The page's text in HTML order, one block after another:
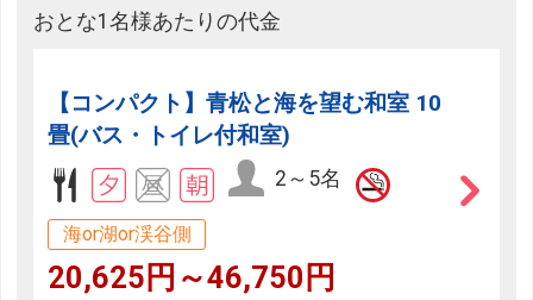
おとな1名様あたりの代金
【コンパクト】青松と海を望む和室 10
畳(バス・トイレ付和室)
2～5名
海or湖or渓谷側
20,625円～46,750円